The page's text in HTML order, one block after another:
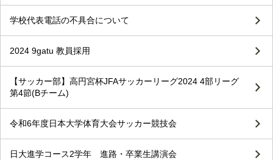
学校代表電話の不具合について
2024 9gatu 教員採用
【サッカー部】高円宮杯JFAサッカーリーグ2024 4部リーグ
第4節(Bチーム)
令和6年度日本大学体育大会サッカー競技会
日大進学コース2学年 進路・卒業生講演会